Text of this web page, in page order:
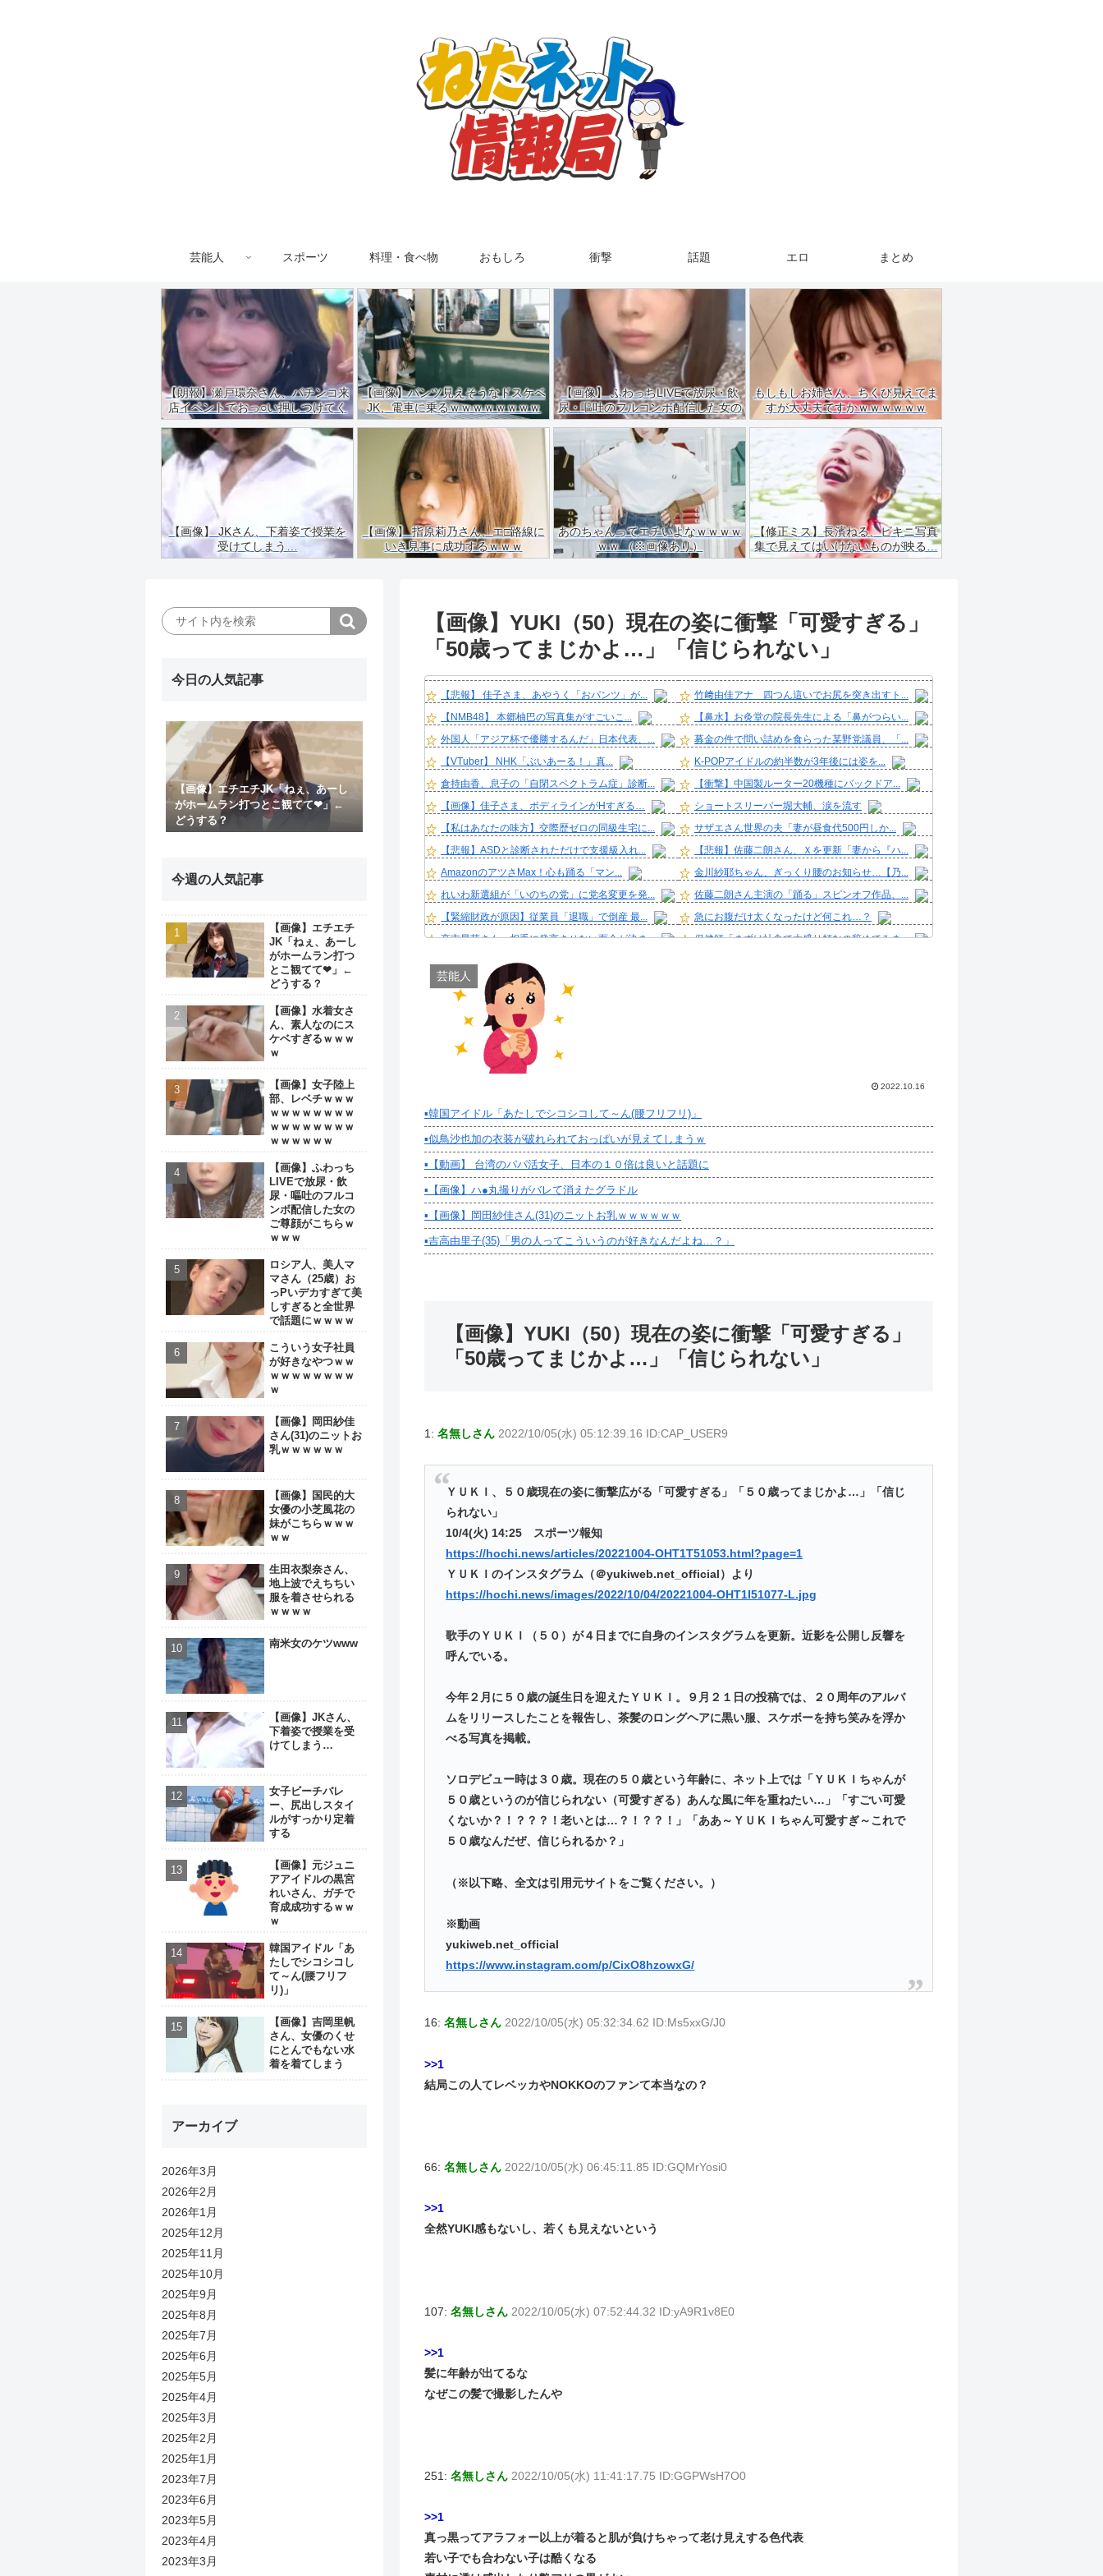
芸能人 スポーツ 料理・食べ物 おもしろ 衝撃 話題 エロ まとめ
【朗報】瀬戸環奈さん、パチンコ来
店イベントでおっ○い押しつけてく
れる（画像あり）
【画像】パンツ見えそうなドスケベ
JK、電車に乗るｗｗｗｗｗｗｗｗ
ｗｗｗｗｗｗｗ
【画像】 ふわっちLIVEで放尿・飲
尿・嘔吐のフルコンボ配信した女の
ご尊顔がこちらｗｗｗｗ
もしもしお姉さん、ちくび見えてま
すが大丈夫ですかｗｗｗｗｗｗ
【画像】 JKさん、下着姿で授業を
受けてしまう…
【画像】 指原莉乃さん、エ□路線に
いき見事に成功するｗｗｗ
あのちゃんってエチいよなｗｗｗｗ
ｗｗ （※画像あり）
【修正ミス】長濱ねる、ビキニ写真
集で見えてはいけないものが映る…
【画像】YUKI（50）現在の姿に衝撃「可愛すぎる」
「50歳ってまじかよ…」「信じられない」
【悲報】 佳子さま、あやうく「おパンツ」が...
【NMB48】 本郷柚巴の写真集がすごいこ...
外国人「アジア杯で優勝するんだ」日本代表、...
【VTuber】 NHK「ぶいあーる！」真...
倉持由香、息子の「自閉スペクトラム症」診断...
【画像】佳子さま、ボディラインがHすぎる…
【私はあなたの味方】交際歴ゼロの同級生宅に...
【悲報】ASDと診断されただけで支援級入れ...
AmazonのアツさMax！心も踊る「マン...
れいわ新選組が「いのちの党」に党名変更を発...
【緊縮財政が原因】従業員「退職」で倒産 最...
高市早苗さん、相手に発言させない面会が決ま...
【画像】アイドルさん「体重10キロ増えたら...
サザエさん世界の夫「妻が昼食代500円しか...
スーパーワイ「ハム忘れた」店員「また買って...
【悲報】ラッパーさん、札束披露するもネット...
【朗報】元日テレ女子アナ脊山麻理子さん(4...
山口馬木也の「#馬木也めし」が飯テロすぎ！...
【悲報】吉岡里帆さん、アドリブで相手役俳優...
竹﨑由佳アナ 四つん這いでお尻を突き出すト...
【鼻水】お灸堂の院長先生による「鼻がつらい...
募金の件で問い詰めを食らった某野党議員、「...
K-POPアイドルの約半数が3年後には姿を...
【衝撃】中国製ルーター20機種にバックドア...
ショートスリーパー堀大輔、涙を流す
サザエさん世界の夫「妻が昼食代500円しか...
【悲報】佐藤二朗さん、Ｘを更新「妻から『ハ...
金川紗耶ちゃん、ぎっくり腰のお知らせ…【乃...
佐藤二朗さん主演の「踊る」スピンオフ作品、...
急にお腹だけ太くなったけど何これ…？
保健師「まずは社食で大盛り頼むの辞めてみま...
【悲報】2050年の日本、独身ボッチ祭りが...
芸能人
2022.10.16
▪️韓国アイドル「あたしでシコシコして～ん(腰フリフリ)」
▪️似鳥沙也加の衣装が破れられておっぱいが見えてしまうｗ
▪️【動画】 台湾のパパ活女子、日本の１０倍は良いと話題に
▪️【画像】ハ●丸撮りがバレて消えたグラドル
▪️【画像】岡田紗佳さん(31)のニットお乳ｗｗｗｗｗｗ
▪️吉高由里子(35)「男の人ってこういうのが好きなんだよね…？」
【画像】YUKI（50）現在の姿に衝撃「可愛すぎる」
「50歳ってまじかよ…」「信じられない」
1: 名無しさん 2022/10/05(水) 05:12:39.16 ID:CAP_USER9
ＹＵＫＩ、５０歳現在の姿に衝撃広がる「可愛すぎる」「５０歳ってまじかよ…」「信じ
られない」
10/4(火) 14:25 スポーツ報知
https://hochi.news/articles/20221004-OHT1T51053.html?page=1
ＹＵＫＩのインスタグラム（＠yukiweb.net_official）より
https://hochi.news/images/2022/10/04/20221004-OHT1I51077-L.jpg
歌手のＹＵＫＩ（５０）が４日までに自身のインスタグラムを更新。近影を公開し反響を
呼んでいる。
今年２月に５０歳の誕生日を迎えたＹＵＫＩ。９月２１日の投稿では、２０周年のアルバ
ムをリリースしたことを報告し、茶髪のロングヘアに黒い服、スケボーを持ち笑みを浮か
べる写真を掲載。
ソロデビュー時は３０歳。現在の５０歳という年齢に、ネット上では「ＹＵＫＩちゃんが
５０歳というのが信じられない（可愛すぎる）あんな風に年を重ねたい…」「すごい可愛
くないか？！？？？！老いとは…？！？？！」「ああ～ＹＵＫＩちゃん可愛すぎ～これで
５０歳なんだぜ、信じられるか？」
（※以下略、全文は引用元サイトをご覧ください。）
※動画
yukiweb.net_official
https://www.instagram.com/p/CixO8hzowxG/
16: 名無しさん 2022/10/05(水) 05:32:34.62 ID:Ms5xxG/J0
>>1
結局この人てレベッカやNOKKOのファンて本当なの？
66: 名無しさん 2022/10/05(水) 06:45:11.85 ID:GQMrYosi0
>>1
全然YUKI感もないし、若くも見えないという
107: 名無しさん 2022/10/05(水) 07:52:44.32 ID:yA9R1v8E0
>>1
髪に年齢が出てるな
なぜこの髪で撮影したんや
251: 名無しさん 2022/10/05(水) 11:41:17.75 ID:GGPWsH7O0
>>1
真っ黒ってアラフォー以上が着ると肌が負けちゃって老け見えする色代表
若い子でも合わない子は酷くなる
今日の人気記事
【画像】エチエチJK「ねぇ、あーし
がホームラン打つとこ観てて❤」←
どうする？
今週の人気記事
【画像】エチエチ
JK「ねぇ、あーし
がホームラン打つ
とこ観てて❤」←
どうする？
【画像】水着女さ
ん、素人なのにス
ケベすぎるｗｗｗ
ｗ
【画像】女子陸上
部、レベチｗｗｗ
ｗｗｗｗｗｗｗｗ
ｗｗｗｗｗｗｗｗ
ｗｗｗｗｗｗ
【画像】ふわっち
LIVEで放尿・飲
尿・嘔吐のフルコ
ンボ配信した女の
ご尊顔がこちらｗ
ｗｗｗ
ロシア人、美人マ
マさん（25歳）お
っPいデカすぎて美
しすぎると全世界
で話題にｗｗｗｗ
こういう女子社員
が好きなやつｗｗ
ｗｗｗｗｗｗｗｗ
ｗ
【画像】岡田紗佳
さん(31)のニットお
乳ｗｗｗｗｗｗ
【画像】国民的大
女優の小芝風花の
妹がこちらｗｗｗ
ｗｗ
生田衣梨奈さん、
地上波でえちちい
服を着させられる
ｗｗｗｗ
南米女のケツwww
【画像】JKさん、
下着姿で授業を受
けてしまう…
女子ビーチバレ
ー、尻出しスタイ
ルがすっかり定着
する
【画像】元ジュニ
アアイドルの黒宮
れいさん、ガチで
育成成功するｗｗ
ｗ
韓国アイドル「あ
たしでシコシコし
て～ん(腰フリフ
リ)」
【画像】吉岡里帆
さん、女優のくせ
にとんでもない水
着を着てしまう
アーカイブ
2026年3月
2026年2月
2026年1月
2025年12月
2025年11月
2025年10月
2025年9月
2025年8月
2025年7月
2025年6月
2025年5月
2025年4月
2025年3月
2025年2月
2025年1月
2023年7月
2023年6月
2023年5月
2023年4月
2023年3月